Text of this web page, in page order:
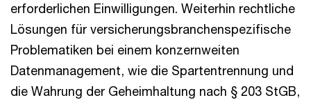
erforderlichen Einwilligungen. Weiterhin rechtliche
Lösungen für versicherungsbranchenspezifische
Problematiken bei einem konzernweiten
Datenmanagement, wie die Spartentrennung und
die Wahrung der Geheimhaltung nach § 203 StGB,